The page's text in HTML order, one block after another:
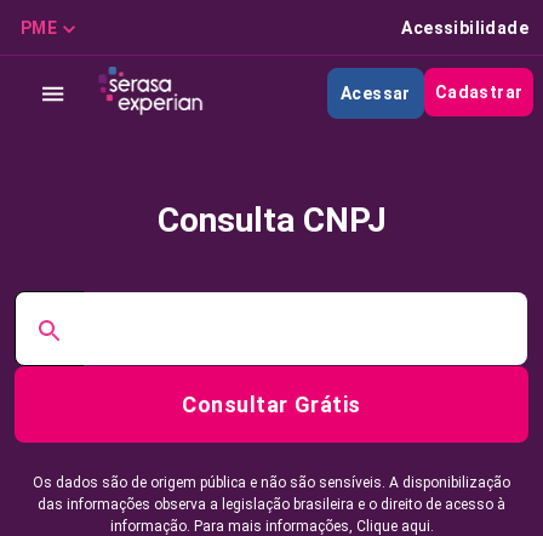
PME Acessibilidade
Acessar Cadastrar
Consulta CNPJ
Consultar Grátis
Os dados são de origem pública e não são sensíveis. A disponibilização
das informações observa a legislação brasileira e o direito de acesso à
informação. Para mais informações, Clique aqui.